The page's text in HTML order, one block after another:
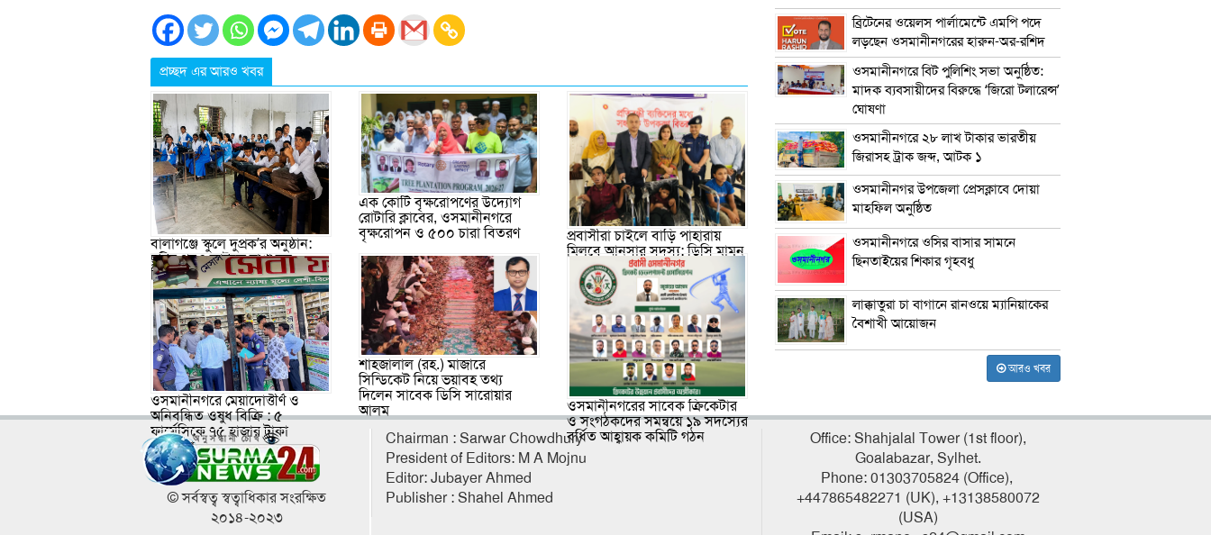
প্রচ্ছদ এর আরও খবর
বালাগঞ্জে স্কুলে দুপ্রক’র অনুষ্ঠান:
ছুটির পরও আটকে রাখা হল
শিক্ষার্থীদের
এক কোটি বৃক্ষরোপণের উদ্যোগ
রোটারি ক্লাবের, ওসমানীনগরে
বৃক্ষরোপন ও ৫০০ চারা বিতরণ
প্রবাসীরা চাইলে বাড়ি পাহারায়
মিলবে আনসার সদস্য: ডিসি মামুন
ওসমানীনগরে মেয়াদোত্তীর্ণ ও
অনিবন্ধিত ওষুধ বিক্রি : ৫
ফার্মেসিকে ৭৫ হাজার টাকা
জরিমানা
শাহজালাল (রহ.) মাজারে
সিন্ডিকেট নিয়ে ভয়াবহ তথ্য
দিলেন সাবেক ডিসি সারোয়ার
আলম
ওসমানীনগরের সাবেক ক্রিকেটার
ও সংগঠকদের সমন্বয়ে ১৯ সদস্যের
বর্ধিত আহ্বায়ক কমিটি গঠন
ব্রিটেনের ওয়েলস পার্লামেন্টে এমপি পদে
লড়ছেন ওসমানীনগরের হারুন-অর-রশিদ
ওসমানীনগরে বিট পুলিশিং সভা অনুষ্ঠিত:
মাদক ব্যবসায়ীদের বিরুদ্ধে ‘জিরো টলারেন্স’
ঘোষণা
ওসমানীনগরে ২৮ লাখ টাকার ভারতীয়
জিরাসহ ট্রাক জব্দ, আটক ১
ওসমানীনগর উপজেলা প্রেসক্লাবে দোয়া
মাহফিল অনুষ্ঠিত
ওসমানীনগরে ওসির বাসার সামনে
ছিনতাইয়ের শিকার গৃহবধু
লাক্কাতুরা চা বাগানে রানওয়ে ম্যানিয়াকের
বৈশাখী আয়োজন
আরও খবর
© সর্বস্বত্ব স্বত্বাধিকার সংরক্ষিত
২০১৪-২০২৩
Chairman : Sarwar Chowdhury
President of Editors: M A Mojnu
Editor: Jubayer Ahmed
Publisher : Shahel Ahmed
Office: Shahjalal Tower (1st floor),
Goalabazar, Sylhet.
Phone: 01303705824 (Office),
+447865482271 (UK), +13138580072
(USA)